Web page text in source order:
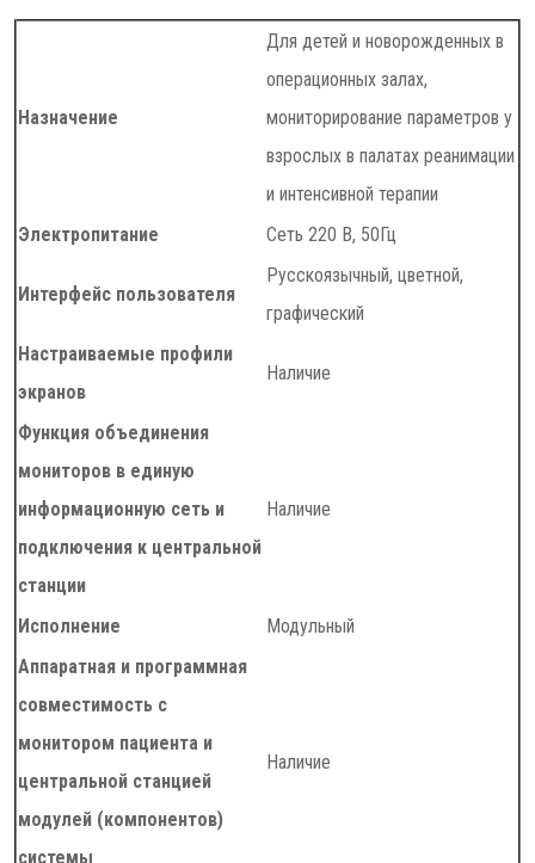
Назначение
Для детей и новорожденных в
операционных залах,
мониторирование параметров у
взрослых в палатах реанимации
и интенсивной терапии
Электропитание
Сеть 220 В, 50Гц
Интерфейс пользователя
Русскоязычный, цветной,
графический
Настраиваемые профили
экранов
Наличие
Функция объединения
мониторов в единую
информационную сеть и
подключения к центральной
станции
Наличие
Исполнение
Модульный
Аппаратная и программная
совместимость с
монитором пациента и
центральной станцией
модулей (компонентов)
системы
Наличие